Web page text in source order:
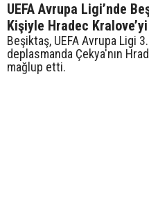
UEFA Avrupa Ligi’nde
Kişiyle Hradec
Beşiktaş, UEFA Avrupa Ligi
deplasmanda Çekya'nın
mağlup etti.